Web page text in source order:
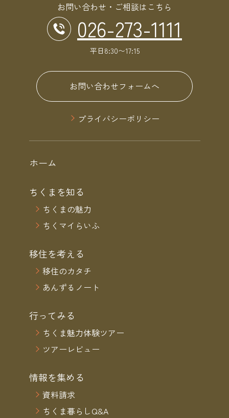
お問い合わせ・ご相談はこちら
026-273-1111
平日8:30〜17:15
お問い合わせフォームへ
プライバシーポリシー
ホーム
ちくまを知る
ちくまの魅力
ちくマイらいふ
移住を考える
移住のカタチ
あんずるノート
行ってみる
ちくま魅力体験ツアー
ツアーレビュー
情報を集める
資料請求
ちくま暮らしQ&A